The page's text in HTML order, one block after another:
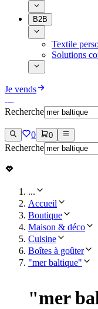
B2B
Textile
Solutions
Je vends
Recherche
0 0
Recherche
...
Accueil
Boutique
Maison & déco
Cuisine
Boîtes à goûter
"mer baltique"
"mer